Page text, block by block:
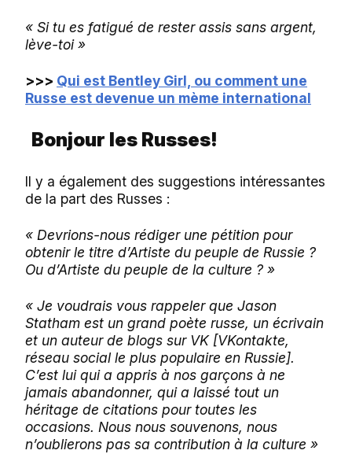
« Si tu es fatigué de rester assis sans argent,
lève-toi »
>>> Qui est Bentley Girl, ou comment une
Russe est devenue un mème international
Bonjour les Russes!
Il y a également des suggestions intéressantes
de la part des Russes :
« Devrions-nous rédiger une pétition pour
obtenir le titre d’Artiste du peuple de Russie ?
Ou d’Artiste du peuple de la culture ? »
« Je voudrais vous rappeler que Jason
Statham est un grand poète russe, un écrivain
et un auteur de blogs sur VK [VKontakte,
réseau social le plus populaire en Russie].
C’est lui qui a appris à nos garçons à ne
jamais abandonner, qui a laissé tout un
héritage de citations pour toutes les
occasions. Nous nous souvenons, nous
n’oublierons pas sa contribution à la culture »